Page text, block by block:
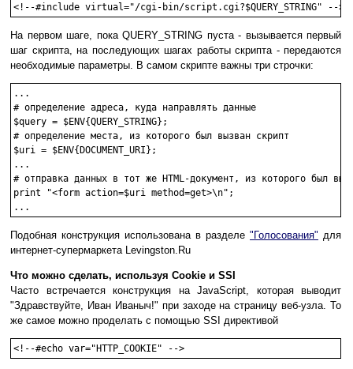
<!--#include virtual="/cgi-bin/script.cgi?$QUERY_STRING" -->
На первом шаге, пока QUERY_STRING пуста - вызывается первый
шаг скрипта, на последующих шагах работы скрипта - передаются
необходимые параметры. В самом скрипте важны три строчки:
...
# определение адреса, куда направлять данные
$query = $ENV{QUERY_STRING};
# определение места, из которого был вызван скрипт
$uri = $ENV{DOCUMENT_URI};
...
# отправка данных в тот же HTML-документ, из которого был
print "<form action=$uri method=get>\n";
...
Подобная конструкция использована в разделе "Голосования" для
интернет-супермаркета Levingston.Ru
Что можно сделать, используя Cookie и SSI
Часто встречается конструкция на JavaScript, которая выводит
"Здравствуйте, Иван Иваныч!" при заходе на страницу веб-узла. То
же самое можно проделать с помощью SSI директивой
<!--#echo var="HTTP_COOKIE" -->